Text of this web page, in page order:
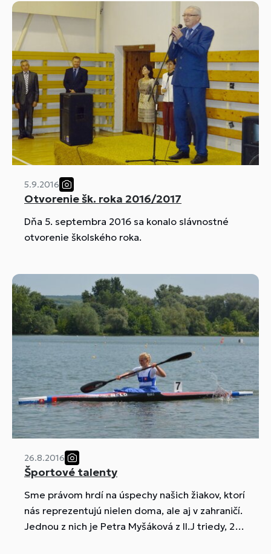
DÁMY dňa 13. októbra 2016 o 8.30 hod. v
priestoroch...
5.9.2016
Otvorenie šk. roka 2016/2017
Dňa 5. septembra 2016 sa konalo slávnostné
otvorenie školského roka.
26.8.2016
Športové talenty
Sme právom hrdí na úspechy našich žiakov, ktorí
nás reprezentujú nielen doma, ale aj v zahraničí.
Jednou z nich je Petra Myšáková z II.J triedy, 20-